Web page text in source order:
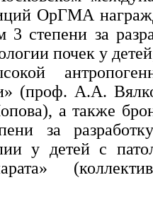
ОрГМА
степени за
почек у
(проф. А.А.
а также
за
у детей с